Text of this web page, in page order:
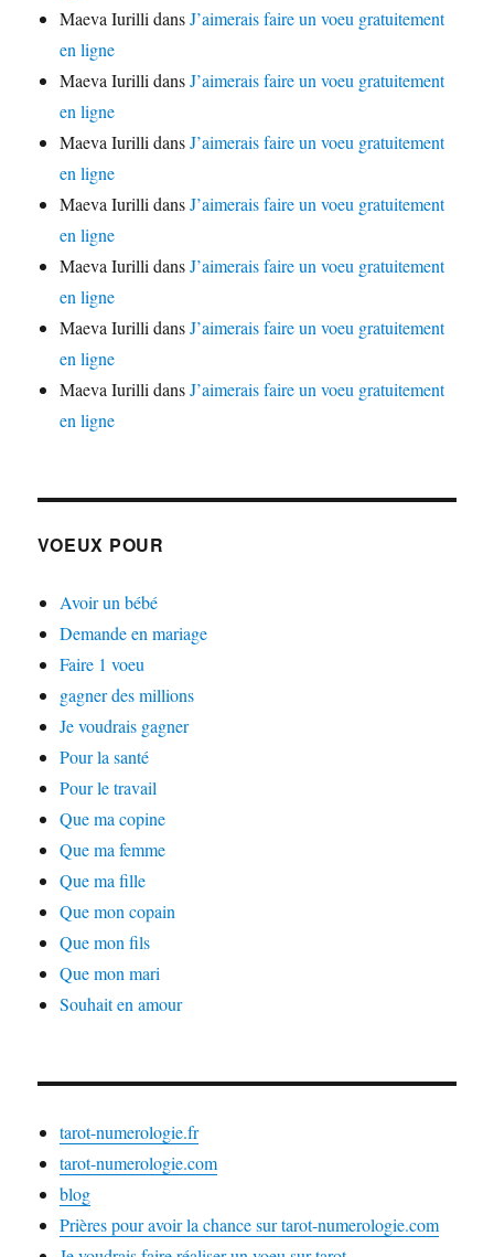
Maeva Iurilli dansJ’aimerais faire un voeu gratuitement
en ligne
Maeva Iurilli dansJ’aimerais faire un voeu gratuitement
en ligne
Maeva Iurilli dansJ’aimerais faire un voeu gratuitement
en ligne
Maeva Iurilli dansJ’aimerais faire un voeu gratuitement
en ligne
Maeva Iurilli dansJ’aimerais faire un voeu gratuitement
en ligne
Maeva Iurilli dansJ’aimerais faire un voeu gratuitement
en ligne
Maeva Iurilli dansJ’aimerais faire un voeu gratuitement
en ligne
VOEUX POUR
Avoir un bébé
Demande en mariage
Faire 1 voeu
gagner des millions
Je voudrais gagner
Pour la santé
Pour le travail
Que ma copine
Que ma femme
Que ma fille
Que mon copain
Que mon fils
Que mon mari
Souhait en amour
tarot-numerologie.fr
tarot-numerologie.com
blog
Prières pour avoir la chance sur tarot-numerologie.com